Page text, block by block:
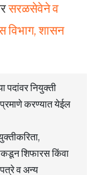
सरळसेवेने व
विभाग, शासन
पदांवर नियुक्ती
करण्यात येईल
शिफारस किंवा
व अन्य